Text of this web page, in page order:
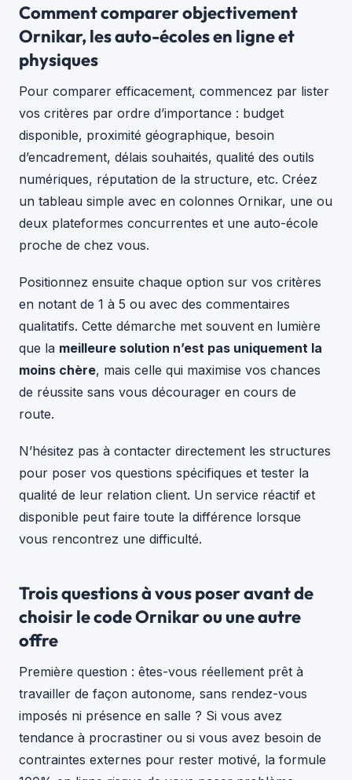
Comment comparer objectivement
Ornikar, les auto-écoles en ligne et
physiques
Pour comparer efficacement, commencez par lister
vos critères par ordre d’importance : budget
disponible, proximité géographique, besoin
d’encadrement, délais souhaités, qualité des outils
numériques, réputation de la structure, etc. Créez
un tableau simple avec en colonnes Ornikar, une ou
deux plateformes concurrentes et une auto-école
proche de chez vous.
Positionnez ensuite chaque option sur vos critères
en notant de 1 à 5 ou avec des commentaires
qualitatifs. Cette démarche met souvent en lumière
que la meilleure solution n’est pas uniquement la
moins chère, mais celle qui maximise vos chances
de réussite sans vous décourager en cours de
route.
N’hésitez pas à contacter directement les structures
pour poser vos questions spécifiques et tester la
qualité de leur relation client. Un service réactif et
disponible peut faire toute la différence lorsque
vous rencontrez une difficulté.
Trois questions à vous poser avant de
choisir le code Ornikar ou une autre
offre
Première question : êtes-vous réellement prêt à
travailler de façon autonome, sans rendez-vous
imposés ni présence en salle ? Si vous avez
tendance à procrastiner ou si vous avez besoin de
contraintes externes pour rester motivé, la formule